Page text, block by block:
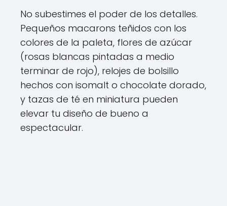
No subestimes el poder de los detalles.
Pequeños macarons teñidos con los
colores de la paleta, flores de azúcar
(rosas blancas pintadas a medio
terminar de rojo), relojes de bolsillo
hechos con isomalt o chocolate dorado,
y tazas de té en miniatura pueden
elevar tu diseño de bueno a
espectacular.